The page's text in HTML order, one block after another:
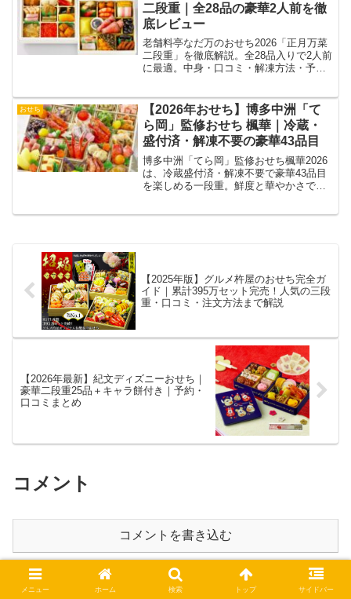
二段重｜全28品の豪華2人前を徹
底レビュー
老舗料亭なだ万のおせち2026「正月万菜
二段重」を徹底解説。全28品入りで2人前
に最適。中身・口コミ・解凍方法・予約
おせち
【2026年おせち】博多中洲「て
ら岡」監修おせち 楓華｜冷蔵・
盛付済・解凍不要の豪華43品目
博多中洲「てら岡」監修おせち楓華2026
は、冷蔵盛付済・解凍不要で豪華43品目
を楽しめる一段重。鮮度と華やかさで新
【2025年版】グルメ杵屋のおせち完全ガ
イド｜累計395万セット完売！人気の三段
重・口コミ・注文方法まで解説
【2026年最新】紀文ディズニーおせち｜
豪華二段重25品＋キャラ餅付き｜予約・
口コミまとめ
コメント
コメントを書き込む
メニュー ホーム 検索 トップ サイドバー